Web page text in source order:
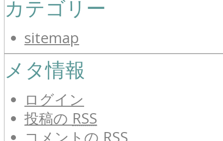
カテゴリー
sitemap
メタ情報
ログイン
投稿の RSS